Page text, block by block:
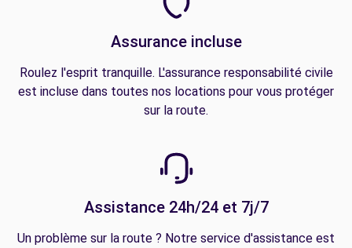
Assurance incluse
Roulez l'esprit tranquille. L'assurance responsabilité civile
est incluse dans toutes nos locations pour vous protéger
sur la route.
Assistance 24h/24 et 7j/7
Un problème sur la route ? Notre service d'assistance est